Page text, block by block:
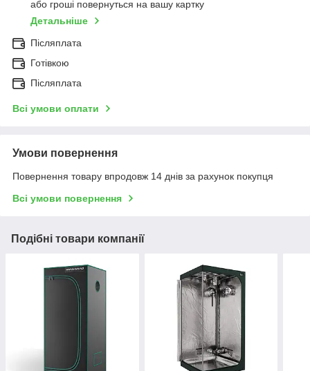
або гроші повернуться на вашу картку
Детальніше
Післяплата
Готівкою
Післяплата
Всі умови оплати
Умови повернення
Повернення товару впродовж 14 днів за рахунок покупця
Всі умови повернення
Подібні товари компанії